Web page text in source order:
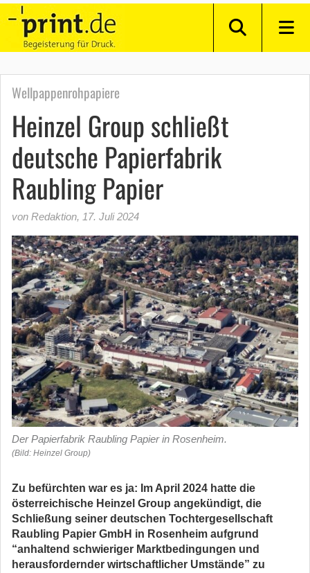
Wellpappenrohpapiere
Heinzel Group schließt
deutsche Papierfabrik
Raubling Papier
von Redaktion, 17. Juli 2024
Der Papierfabrik Raubling Papier in Rosenheim.
(Bild: Heinzel Group)
Zu befürchten war es ja: Im April 2024 hatte die
österreichische Heinzel Group angekündigt, die
Schließung seiner deutschen Tochtergesellschaft
Raubling Papier GmbH in Rosenheim aufgrund
“anhaltend schwieriger Marktbedingungen und
herausfordernder wirtschaftlicher Umstände” zu